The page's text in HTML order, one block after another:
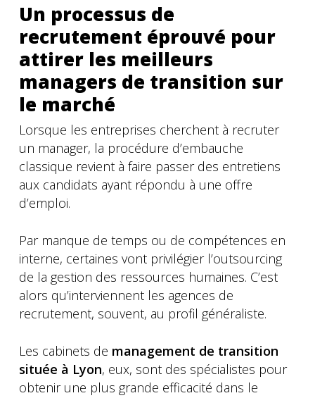
Un processus de
recrutement éprouvé pour
attirer les meilleurs
managers de transition sur
le marché
Lorsque les entreprises cherchent à recruter
un manager, la procédure d’embauche
classique revient à faire passer des entretiens
aux candidats ayant répondu à une offre
d’emploi.
Par manque de temps ou de compétences en
interne, certaines vont privilégier l’outsourcing
de la gestion des ressources humaines. C’est
alors qu’interviennent les agences de
recrutement, souvent, au profil généraliste.
Les cabinets de management de transition
située à Lyon, eux, sont des spécialistes pour
obtenir une plus grande efficacité dans le